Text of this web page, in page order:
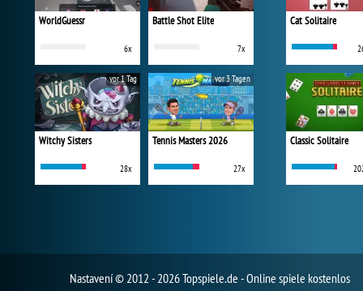
WorldGuessr
6x
Battle Shot Elite
7x
Witchy Sisters
28x
vor 1 Tag
Tennis Masters 2026
27x
vor 3 Tagen
Cat Solitaire
Classic Solitaire
Nastavení© 2012 - 2026 Topspiele.de - Online spiele kostenlos